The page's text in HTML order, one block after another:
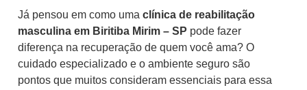
Já pensou em como uma clínica de reabilitação
masculina em Biritiba Mirim – SP pode fazer
diferença na recuperação de quem você ama? O
cuidado especializado e o ambiente seguro são
pontos que muitos consideram essenciais para essa